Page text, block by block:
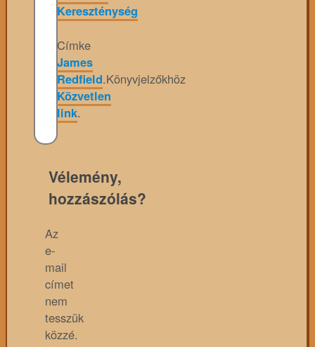
Kereszténység
Címke
James
Redfield.Könyvjelzőkhöz
Közvetlen
link.
Vélemény,
hozzászólás?
Az
e-
mail
címet
nem
tesszük
közzé.